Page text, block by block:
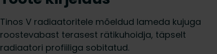
Tinos V radiaatoritele mõeldud lameda kujuga
roostevabast terasest rätikuhoidja, täpselt
radiaatori profiiliga sobitatud.